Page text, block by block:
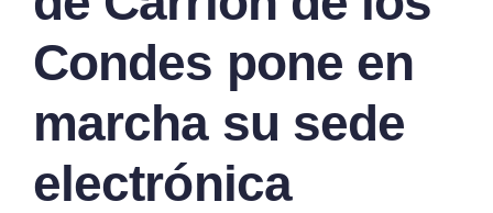
Condes pone en
marcha su sede
electrónica